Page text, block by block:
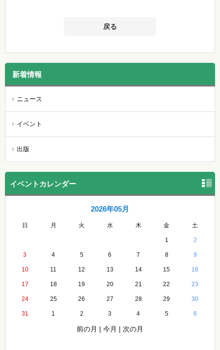
戻る
新着情報
ニュース
イベント
出版
イベントカレンダー
2026年05月
日 月 火 水 木 金 土
1 2
3 4 5 6 7 8 9
10 11 12 13 14 15 16
17 18 19 20 21 22 23
24 25 26 27 28 29 30
31 1 2 3 4 5 6
前の月 | 今月 | 次の月